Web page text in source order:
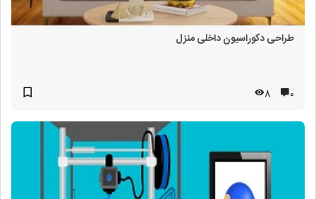
طراحی دکوراسیون داخلی منزل
۰ 8